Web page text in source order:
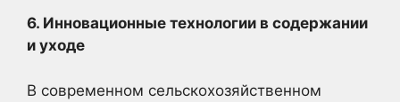
6. Инновационные технологии в содержании
и уходе
В современном сельскохозяйственном